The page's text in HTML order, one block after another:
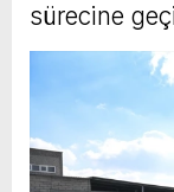
sürecine